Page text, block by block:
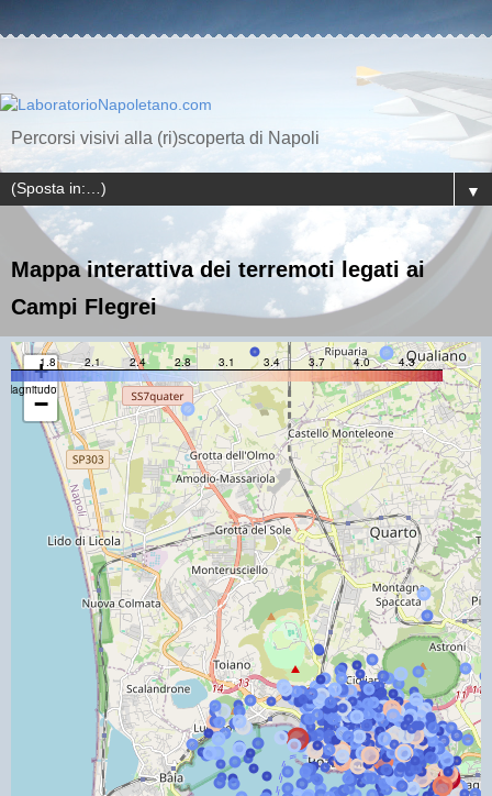
Percorsi visivi alla (ri)scoperta di Napoli
▼
Mappa interattiva dei terremoti legati ai
Campi Flegrei